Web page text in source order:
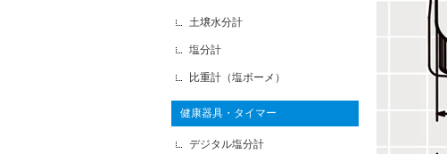
土壌水分計
塩分計
比重計（塩ボーメ）
健康器具・タイマー
デジタル塩分計